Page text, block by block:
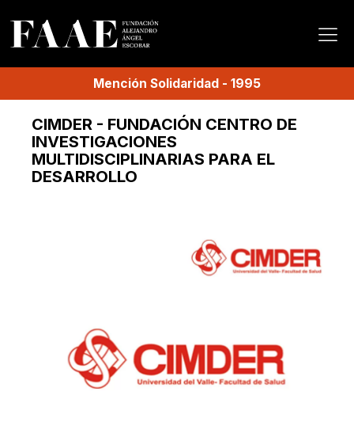
Mención Solidaridad - 1995
CIMDER - FUNDACIÓN CENTRO DE
INVESTIGACIONES
MULTIDISCIPLINARIAS PARA EL
DESARROLLO